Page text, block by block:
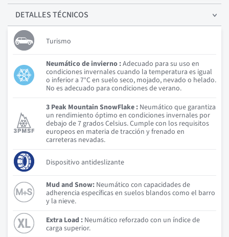
DETALLESTÉCNICOS
Turismo
Neumático de invierno :Adecuado para su uso en
condiciones invernales cuando la temperatura es igual
o inferior a 7°C en suelo seco, mojado, nevado o helado.
No es adecuado para condiciones de verano.
3 Peak Mountain SnowFlake : Neumático que garantiza
un rendimiento óptimo en condiciones invernales por
debajo de 7 grados Celsius. Cumple con los requisitos
europeos en materia de tracción y frenado en
carreteras nevadas.
Dispositivo antideslizante
Mud and Snow: Neumático con capacidades de
adherencia específicas en suelos blandos como el barro
y la nieve.
Extra Load : Neumático reforzado con un índice de
carga superior.